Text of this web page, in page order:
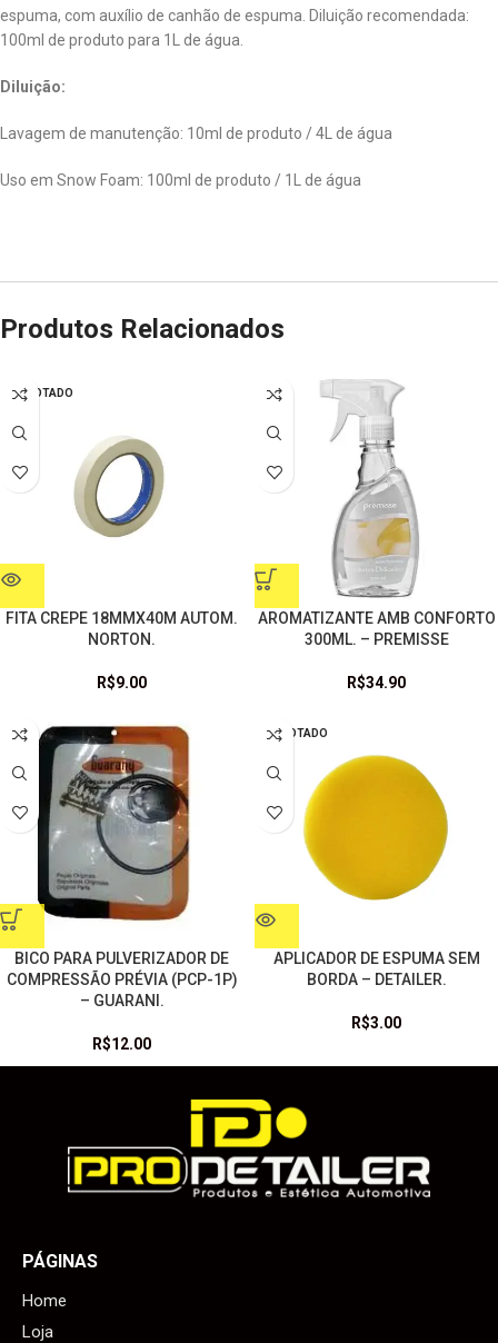
espuma, com auxílio de canhão de espuma. Diluição recomendada:
100ml de produto para 1L de água.
Diluição:
Lavagem de manutenção: 10ml de produto / 4L de água
Uso em Snow Foam: 100ml de produto / 1L de água
Produtos Relacionados
ESGOTADO
FITA CREPE 18MMX40M AUTOM.
NORTON.
R$9.00
AROMATIZANTE AMB CONFORTO
300ML. – PREMISSE
R$34.90
BICO PARA PULVERIZADOR DE
COMPRESSÃO PRÉVIA (PCP-1P)
– GUARANI.
R$12.00
ESGOTADO
APLICADOR DE ESPUMA SEM
BORDA – DETAILER.
R$3.00
PÁGINAS
Home
Loja